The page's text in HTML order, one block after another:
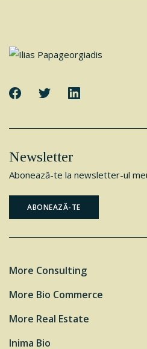
Footer
Newsletter
Abonează-te la newsletter-ul
ABONEAZĂ-TE
More Consulting
More Bio Commerce
More Real Estate
Inima Bio